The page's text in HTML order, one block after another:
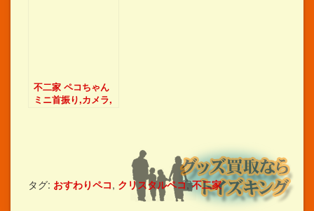
不二家 ペコちゃん
ミニ首振り,カメラ,
タグ: おすわりペコ, クリスタルペコ,不二家